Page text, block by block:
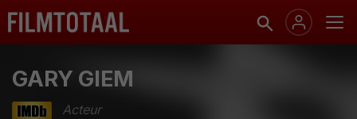
GARY GIEM
Acteur